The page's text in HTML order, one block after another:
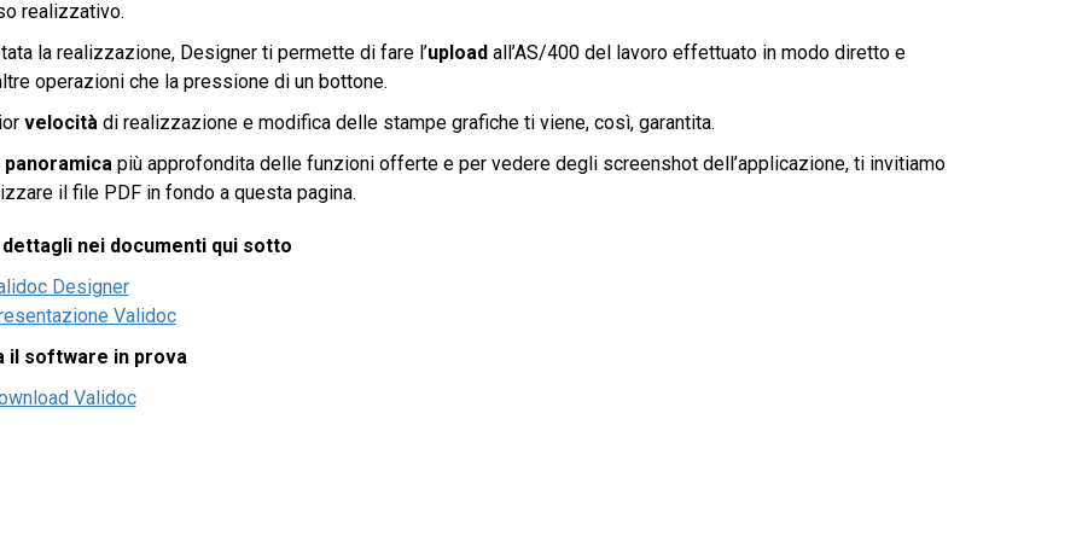
realizzativo.
la realizzazione, Designer ti permette di fare l’uploadall’AS/400 del lavoro effettuato in modo diretto e
operazioni che la pressione di un bottone.
velocitàdi realizzazione e modifica delle stampe grafiche ti viene, così, garantita.
panoramicapiù approfondita delle funzioni offerte e per vedere degli screenshot dell’applicazione, ti invitiamo
il file PDF in fondo a questa pagina.
nei documenti qui sotto
Designer
Validoc
il software in prova
Validoc